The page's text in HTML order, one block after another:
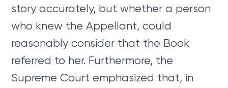
story accurately, but whether a person
who knew the Appellant, could
reasonably consider that the Book
referred to her. Furthermore, the
Supreme Court emphasized that, in